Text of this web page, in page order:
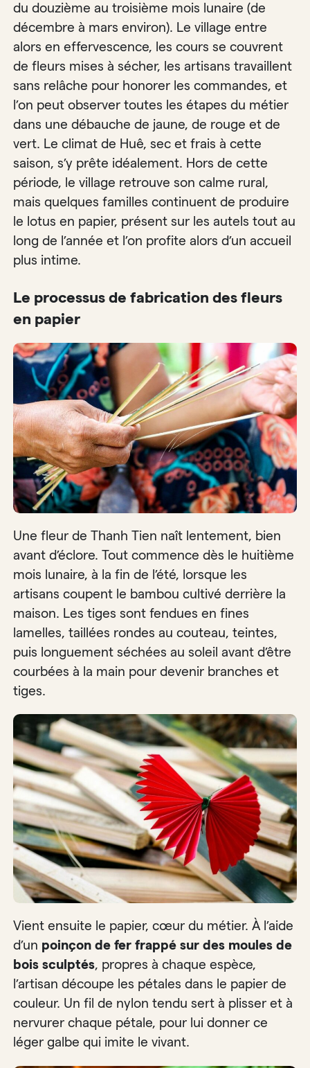
du douzième au troisième mois lunaire (de
décembre à mars environ). Le village entre
alors en effervescence, les cours se couvrent
de fleurs mises à sécher, les artisans travaillent
sans relâche pour honorer les commandes, et
l’on peut observer toutes les étapes du métier
dans une débauche de jaune, de rouge et de
vert. Le climat de Huê, sec et frais à cette
saison, s’y prête idéalement. Hors de cette
période, le village retrouve son calme rural,
mais quelques familles continuent de produire
le lotus en papier, présent sur les autels tout au
long de l’année et l’on profite alors d’un accueil
plus intime.
Le processus de fabrication des fleurs
en papier
Une fleur de Thanh Tien naît lentement, bien
avant d’éclore. Tout commence dès le huitième
mois lunaire, à la fin de l’été, lorsque les
artisans coupent le bambou cultivé derrière la
maison. Les tiges sont fendues en fines
lamelles, taillées rondes au couteau, teintes,
puis longuement séchées au soleil avant d’être
courbées à la main pour devenir branches et
tiges.
Vient ensuite le papier, cœur du métier. À l’aide
d’un poinçon de fer frappé sur des moules de
bois sculptés, propres à chaque espèce,
l’artisan découpe les pétales dans le papier de
couleur. Un fil de nylon tendu sert à plisser et à
nervurer chaque pétale, pour lui donner ce
léger galbe qui imite le vivant.